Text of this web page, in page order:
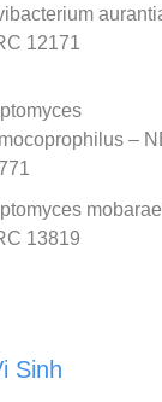
12171
–
13819
Sinh